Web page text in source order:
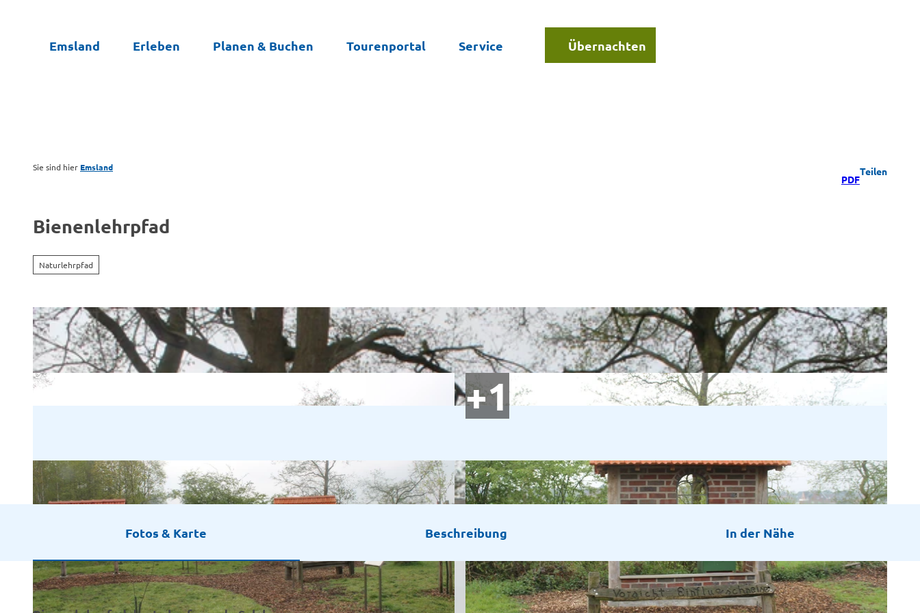
Emsland Erleben Planen & Buchen Tourenportal Service Übernachten
Sie sind hier Emsland
PDF
Teilen
Bienenlehrpfad
Naturlehrpfad
Fotos & Karte Beschreibung In der Nähe